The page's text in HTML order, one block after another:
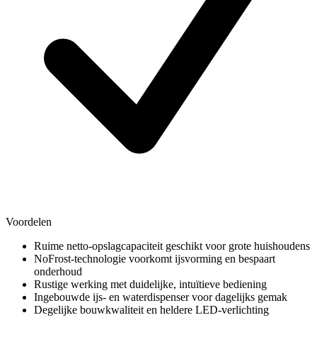
Voordelen
Ruime netto-opslagcapaciteit geschikt voor grote huishoudens
NoFrost-technologie voorkomt ijsvorming en bespaart
onderhoud
Rustige werking met duidelijke, intuïtieve bediening
Ingebouwde ijs- en waterdispenser voor dagelijks gemak
Degelijke bouwkwaliteit en heldere LED-verlichting